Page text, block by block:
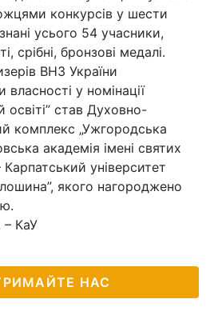
конкурсів у шести
усього 54 учасники,
срібні, бронзові медалі.
ВНЗ України
у номінації
освіті” став Духовно-
комплекс „Ужгородська
академія імені святих
університет
якого нагороджено
КаУ
НАС